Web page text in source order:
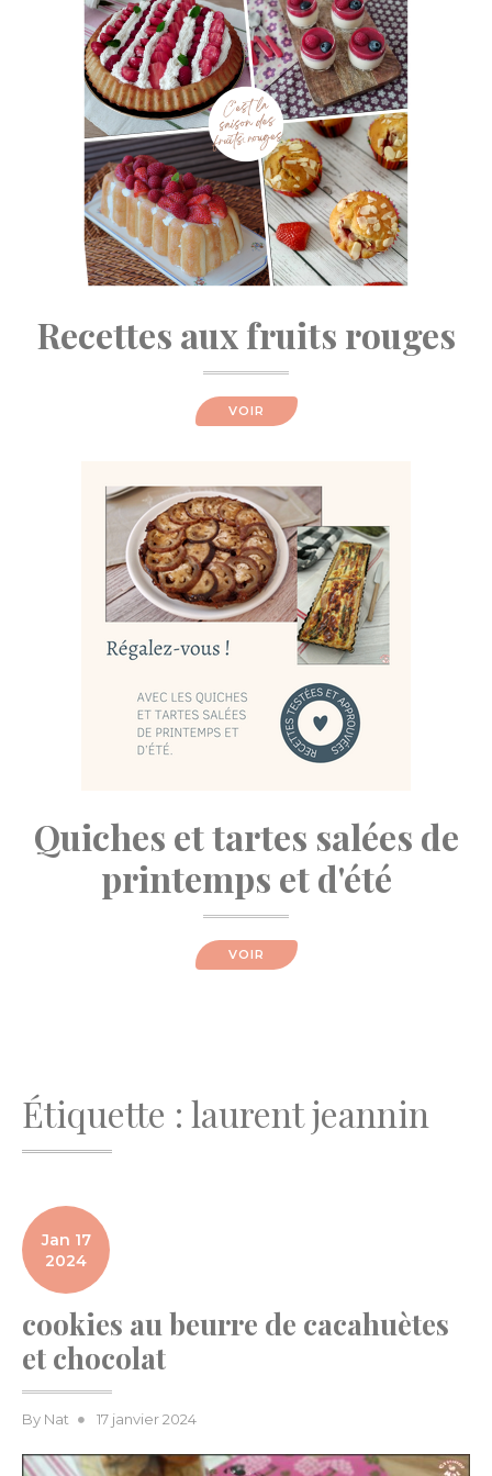
Recettes aux fruits rouges
VOIR
Quiches et tartes salées de
printemps et d'été
VOIR
Étiquette : laurent jeannin
Jan 17
2024
cookies au beurre de cacahuètes
et chocolat
By Nat
Posted
17 janvier 2024